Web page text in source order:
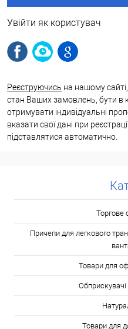
Увійти як користувач
Реєструючись на нашому
стан Ваших замовлень, бути в
отримувати індивідуальні
вказати свої дані при
підставлятися автоматично.
Торгове
Причепи для легкового
Товари для
Обприскувачі
Товари для